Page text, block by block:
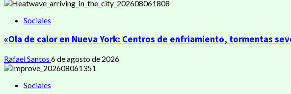
Sociales
«Ola de calor en Nueva York: Centros de enfriamiento, tormentas
Rafael Santos 6 de agosto de 2026
Sociales